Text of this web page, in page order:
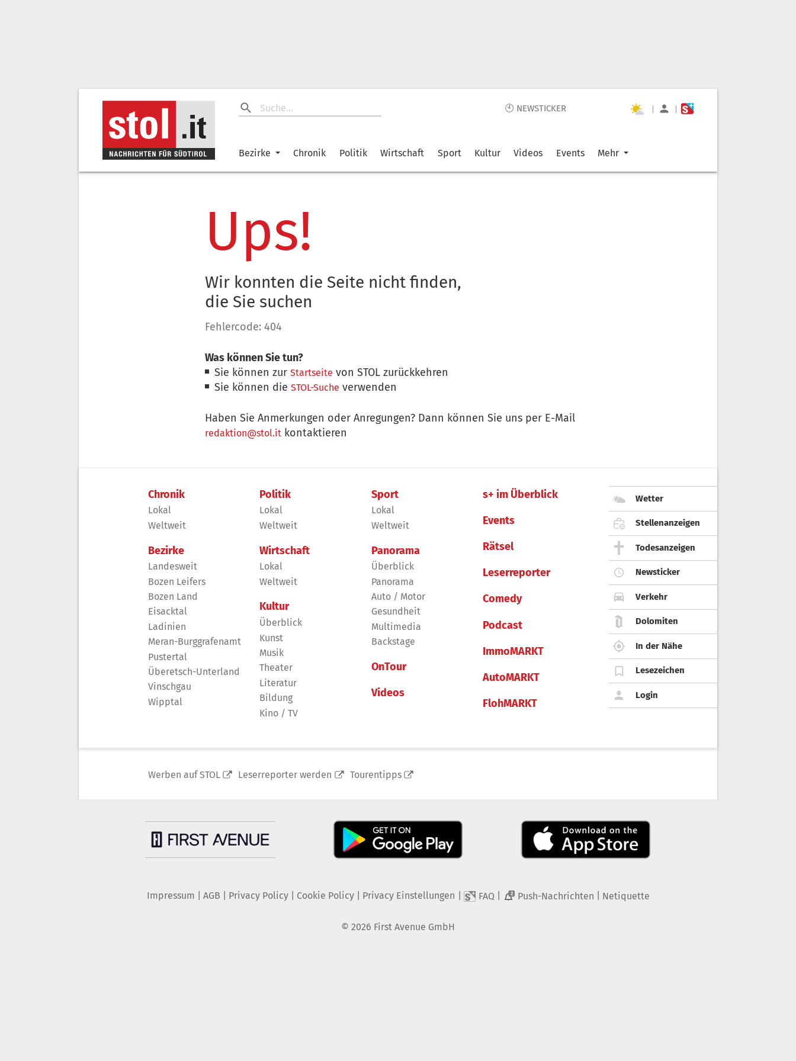
🕙 NEWSTICKER | |
Bezirke Chronik Politik Wirtschaft Sport Kultur Videos Events Mehr
Ups!
Wir konnten die Seite nicht finden,
die Sie suchen
Fehlercode: 404
Was können Sie tun?
Sie können zurStartseite von STOL zurückkehren
Sie können dieSTOL-Suche verwenden
Haben Sie Anmerkungen oder Anregungen? Dann können Sie uns per E-Mail
redaktion@stol.it kontaktieren
Chronik
Lokal
Weltweit
Bezirke
Landesweit
Bozen Leifers
Bozen Land
Eisacktal
Ladinien
Meran-Burggrafenamt
Pustertal
Überetsch-Unterland
Vinschgau
Wipptal
Politik
Lokal
Weltweit
Wirtschaft
Lokal
Weltweit
Kultur
Überblick
Kunst
Musik
Theater
Literatur
Bildung
Kino / TV
Sport
Lokal
Weltweit
Panorama
Überblick
Panorama
Auto / Motor
Gesundheit
Multimedia
Backstage
OnTour
Videos
s+ im Überblick
Events
Rätsel
Leserreporter
Comedy
Podcast
ImmoMARKT
AutoMARKT
FlohMARKT
Wetter
Stellenanzeigen
Todesanzeigen
Newsticker
Verkehr
Dolomiten
In der Nähe
Lesezeichen
Login
Werben auf STOL Leserreporter werden Tourentipps
Impressum AGB Privacy Policy| Cookie Policy| Privacy Einstellungen FAQ 2 Push-Nachrichten Netiquette
© 2026 First Avenue GmbH